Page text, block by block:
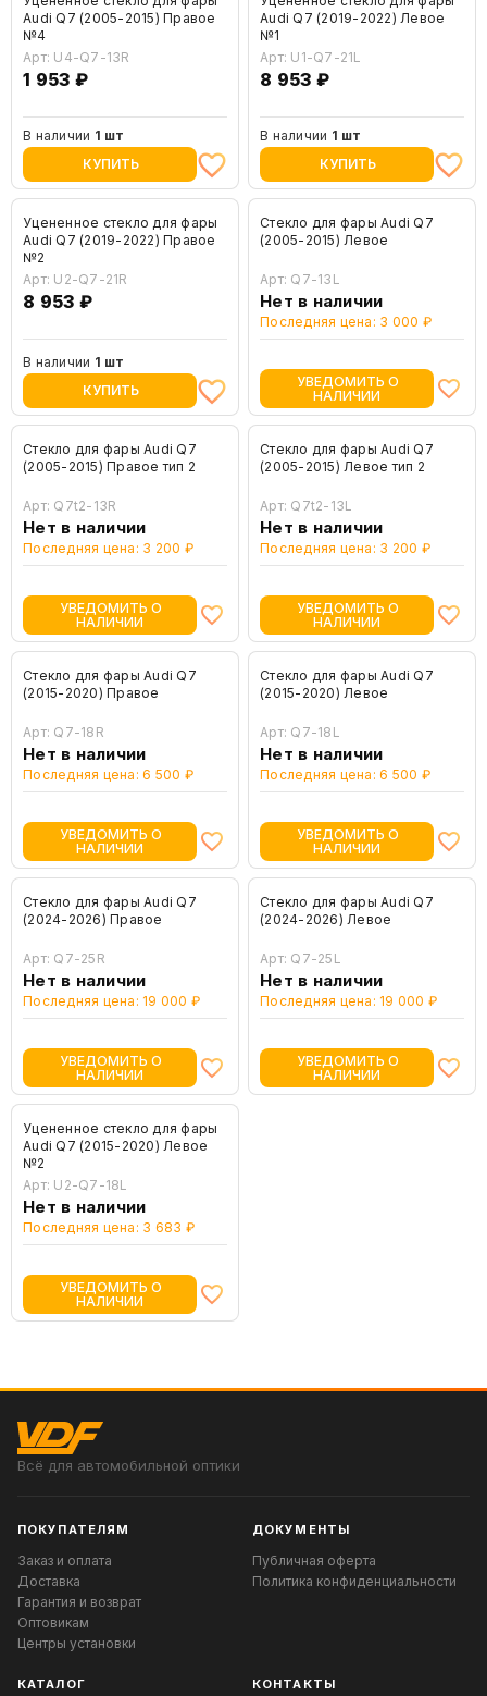
Audi Q7 (2005-2015) Правое
№4
Арт: U4-Q7-13R
1 953 ₽
В наличии 1 шт
КУПИТЬ
Audi Q7 (2019-2022) Левое
№1
Арт: U1-Q7-21L
8 953 ₽
В наличии 1 шт
КУПИТЬ
Уцененное стекло для фары
Audi Q7 (2019-2022) Правое
№2
Арт: U2-Q7-21R
8 953 ₽
В наличии 1 шт
КУПИТЬ
Стекло для фары Audi Q7
(2005-2015) Левое
Арт: Q7-13L
Нет в наличии
Последняя цена: 3 000 ₽
УВЕДОМИТЬ О
НАЛИЧИИ
Стекло для фары Audi Q7
(2005-2015) Правое тип 2
Арт: Q7t2-13R
Нет в наличии
Последняя цена: 3 200 ₽
УВЕДОМИТЬ О
НАЛИЧИИ
Стекло для фары Audi Q7
(2005-2015) Левое тип 2
Арт: Q7t2-13L
Нет в наличии
Последняя цена: 3 200 ₽
УВЕДОМИТЬ О
НАЛИЧИИ
Стекло для фары Audi Q7
(2015-2020) Правое
Арт: Q7-18R
Нет в наличии
Последняя цена: 6 500 ₽
УВЕДОМИТЬ О
НАЛИЧИИ
Стекло для фары Audi Q7
(2015-2020) Левое
Арт: Q7-18L
Нет в наличии
Последняя цена: 6 500 ₽
УВЕДОМИТЬ О
НАЛИЧИИ
Стекло для фары Audi Q7
(2024-2026) Правое
Арт: Q7-25R
Нет в наличии
Последняя цена: 19 000 ₽
УВЕДОМИТЬ О
НАЛИЧИИ
Стекло для фары Audi Q7
(2024-2026) Левое
Арт: Q7-25L
Нет в наличии
Последняя цена: 19 000 ₽
УВЕДОМИТЬ О
НАЛИЧИИ
Уцененное стекло для фары
Audi Q7 (2015-2020) Левое
№2
Арт: U2-Q7-18L
Нет в наличии
Последняя цена: 3 683 ₽
УВЕДОМИТЬ О
НАЛИЧИИ
Всё для автомобильной оптики
ПОКУПАТЕЛЯМ
Заказ и оплата
Доставка
Гарантия и возврат
Оптовикам
Центры установки
ДОКУМЕНТЫ
Публичная оферта
Политика конфиденциальности
КАТАЛОГ КОНТАКТЫ